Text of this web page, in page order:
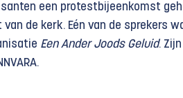
een protestbijeenkomst
de kerk. Eén van de sprekers
Een Ander Joods Geluid.